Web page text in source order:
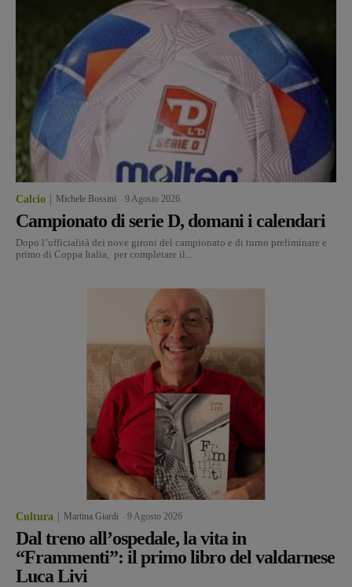
Calcio Michele Bossini 9 Agosto 2026
Campionato di serie D, domani i calendari
Dopo l’ufficialità dei nove gironi del campionato e di turno preliminare e
primo di Coppa Italia, per completare il...
Cultura Martina Giardi 9 Agosto 2026
Dal treno all’ospedale, la vita in
“Frammenti”: il primo libro del valdarnese
Luca Livi